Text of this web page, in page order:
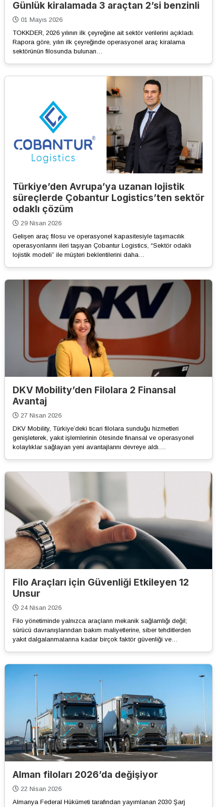
Günlük kiralamada 3 araçtan 2’si benzinli
01 Mayıs 2026
TOKKDER, 2026 yılının ilk çeyreğine ait sektör verilerini açıkladı.
Rapora göre, yılın ilk çeyreğinde operasyonel araç kiralama
sektörünün filosunda bulunan…
Türkiye’den Avrupa’ya uzanan lojistik
süreçlerde Çobantur Logistics’ten sektör
odaklı çözüm
29 Nisan 2026
Gelişen araç filosu ve operasyonel kapasitesiyle taşımacılık
operasyonlarını ileri taşıyan Çobantur Logistics, “Sektör odaklı
lojistik modeli” ile müşteri beklentilerini daha…
DKV Mobility’den Filolara 2 Finansal
Avantaj
27 Nisan 2026
DKV Mobility, Türkiye’deki ticari filolara sunduğu hizmetleri
genişleterek, yakıt işlemlerinin ötesinde finansal ve operasyonel
kolaylıklar sağlayan yeni avantajlarını devreye aldı.…
Filo Araçları için Güvenliği Etkileyen 12
Unsur
24 Nisan 2026
Filo yönetiminde yalnızca araçların mekanik sağlamlığı değil;
sürücü davranışlarından bakım maliyetlerine, siber tehditlerden
yakıt dalgalanmalarına kadar birçok faktör güvenliği ve…
Alman filoları 2026’da değişiyor
22 Nisan 2026
Almanya Federal Hükümeti tarafından yayımlanan 2030 Şarj